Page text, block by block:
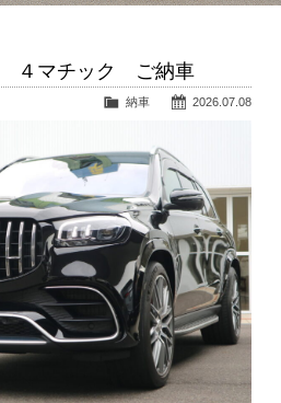
４マチック ご納車
2026.07.08
納車